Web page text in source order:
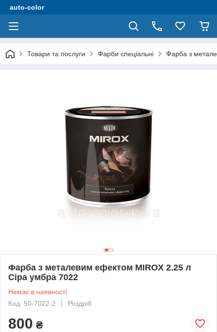
auto-color
Товари та послуги Фарби спеціальні Фарба з
Фарба з металевим ефектом MIROX 2.25 л
Сіра умбра 7022
Немає в наявності
Код: 50-7022-2
Роздріб
800 ₴